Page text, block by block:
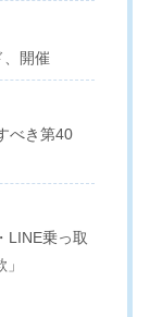
開催
べき第40
乗っ取